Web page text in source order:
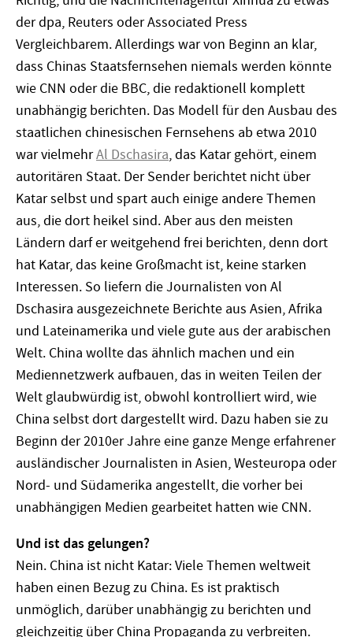
der dpa, Reuters oder Associated Press
Vergleichbarem. Allerdings war von Beginn an klar,
dass Chinas Staatsfernsehen niemals werden könnte
wie CNN oder die BBC, die redaktionell komplett
unabhängig berichten. Das Modell für den Ausbau des
staatlichen chinesischen Fernsehens ab etwa 2010
war vielmehrAl Dschasira, das Katar gehört, einem
autoritären Staat. Der Sender berichtet nicht über
Katar selbst und spart auch einige andere Themen
aus, die dort heikel sind. Aber aus den meisten
Ländern darf er weitgehend frei berichten, denn dort
hat Katar, das keine Großmacht ist, keine starken
Interessen. So liefern die Journalisten von Al
Dschasira ausgezeichnete Berichte aus Asien, Afrika
und Lateinamerika und viele gute aus der arabischen
Welt. China wollte das ähnlich machen und ein
Mediennetzwerk aufbauen, das in weiten Teilen der
Welt glaubwürdig ist, obwohl kontrolliert wird, wie
China selbst dort dargestellt wird. Dazu haben sie zu
Beginn der 2010er Jahre eine ganze Menge erfahrener
ausländischer Journalisten in Asien, Westeuropa oder
Nord- und Südamerika angestellt, die vorher bei
unabhängigen Medien gearbeitet hatten wie CNN.
Und ist das gelungen?
Nein. China ist nicht Katar: Viele Themen weltweit
haben einen Bezug zu China. Es ist praktisch
unmöglich, darüber unabhängig zu berichten und
gleichzeitig über China Propaganda zu verbreiten.